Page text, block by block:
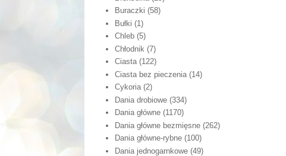
Buraczki (58)
Bułki (1)
Chleb (5)
Chłodnik (7)
Ciasta (122)
Ciasta bez pieczenia (14)
Cykoria (2)
Dania drobiowe (334)
Dania główne (1170)
Dania główne bezmięsne (262)
Dania główne-rybne (100)
Dania jednogarnkowe (49)